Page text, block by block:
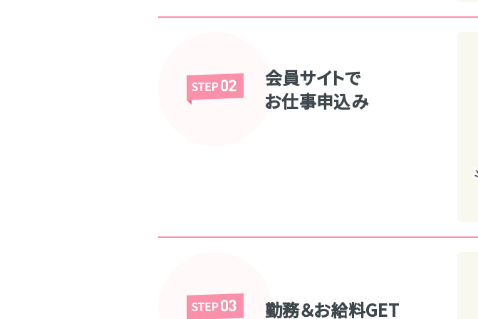
会員サイトで
お仕事申込み
勤務＆お給料GET